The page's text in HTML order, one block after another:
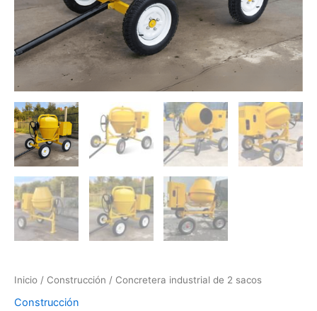
Inicio / Construcción / Concretera industrial de 2 sacos
Construcción